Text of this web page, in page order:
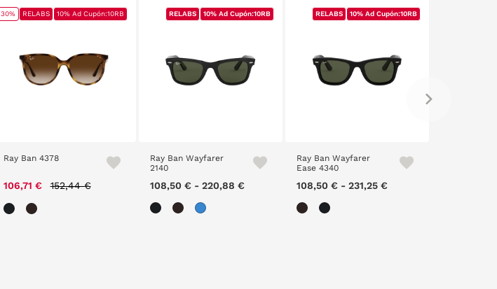
Ray Ban 4378
106,71 € Price reduced from
152,44 €to
30% RELABS 10% Ad Cupón:10RB
Ray Ban Wayfarer
2140
108,50 €
RELABS 10% Ad Cupón:10RB
- 220,88 €
RELABS 10% Ad Cupón:10RB
Ray Ban Wayfarer
Ease 4340
108,50 €
RELABS 10% Ad Cupón:10RB
- 231,25 €
RELABS 10% Ad Cupón:10RB